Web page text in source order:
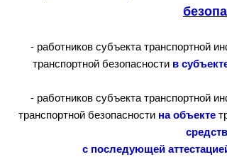
- работников субъекта транспортной
транспортной безопасности в
- работников субъекта транспортной
транспортной безопасности на объекте
с последующей